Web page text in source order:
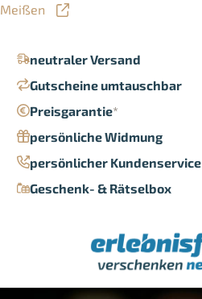
neutraler Versand
Gutscheine umtauschbar
Preisgarantie*
persönliche Widmung
persönlicher Kundenservice
Geschenk- & Rätselbox
Meißen